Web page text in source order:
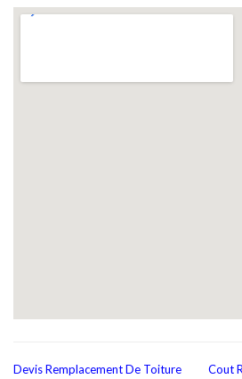
Devis Remplacement De Toiture
Cout